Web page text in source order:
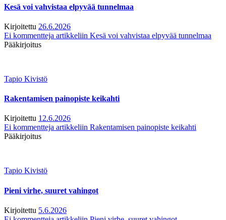
Kesä voi vahvistaa elpyvää tunnelmaa
Kirjoitettu 26.6.2026
Ei kommentteja artikkeliin Kesä voi vahvistaa elpyvää tunnelmaa
Pääkirjoitus
Tapio Kivistö
Rakentamisen painopiste keikahti
Kirjoitettu 12.6.2026
Ei kommentteja artikkeliin Rakentamisen painopiste keikahti
Pääkirjoitus
Tapio Kivistö
Pieni virhe, suuret vahingot
Kirjoitettu 5.6.2026